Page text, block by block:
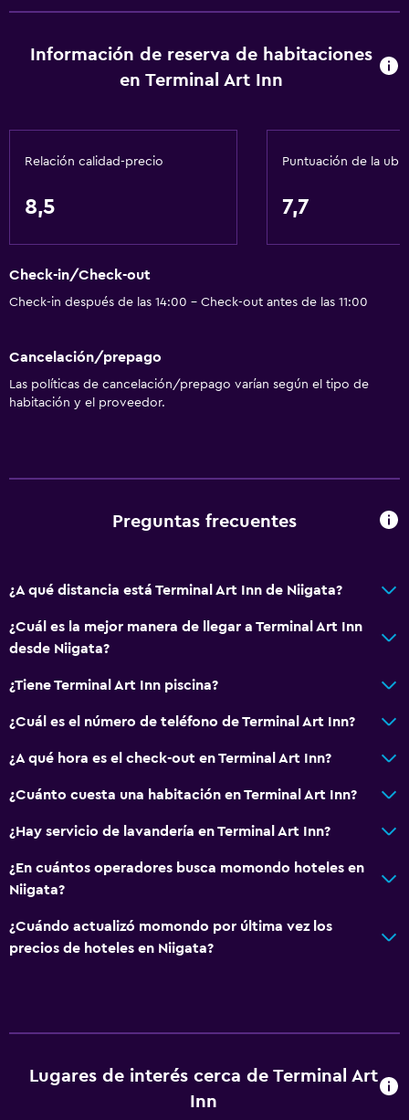
Información de reserva de habitaciones
en Terminal Art Inn
Relación calidad-precio
8,5
Puntuación de la
7,7
Check-in/Check-out
Check-in después de las 14:00 - Check-out antes de las 11:00
Cancelación/prepago
Las políticas de cancelación/prepago varían según el tipo de
habitación y el proveedor.
Preguntas frecuentes
¿A qué distancia está Terminal Art Inn de Niigata?
¿Cuál es la mejor manera de llegar a Terminal Art Inn
desde Niigata?
¿Tiene Terminal Art Inn piscina?
¿Cuál es el número de teléfono de Terminal Art Inn?
¿A qué hora es el check-out en Terminal Art Inn?
¿Cuánto cuesta una habitación en Terminal Art Inn?
¿Hay servicio de lavandería en Terminal Art Inn?
¿En cuántos operadores busca momondo hoteles en
Niigata?
¿Cuándo actualizó momondo por última vez los
precios de hoteles en Niigata?
Lugares de interés cerca de Terminal Art
Inn